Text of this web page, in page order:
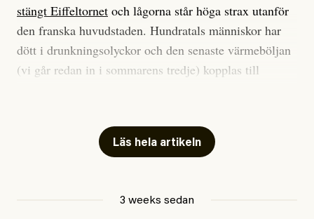
stängt Eiffeltornet och lågorna står höga strax utanför
den franska huvudstaden. Hundratals människor har
dött i drunkningsolyckor och den senaste värmeböljan
(vi går redan in i sommarens tredje) kopplas till
Har du också panik i hettan? Känns det som en
mardröm? Bra, allt annat vore fullständigt orimligt.
att han brukar vara ganska återhållsam när han
Läs hela artikeln
3 weeks sedan